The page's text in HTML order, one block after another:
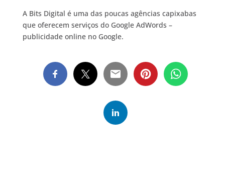
A Bits Digital é uma das poucas agências capixabas
que oferecem serviços do Google AdWords –
publicidade online no Google.